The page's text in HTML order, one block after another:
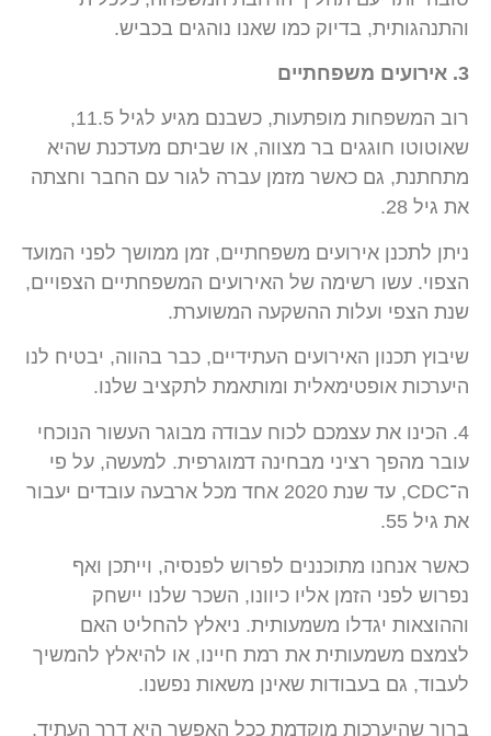
והתנהגותית, בדיוק כמו שאנו נוהגים בכביש.
3. אירועים משפחתיים
רוב המשפחות מופתעות, כשבנם מגיע לגיל 11.5,
שאוטוטו חוגגים בר מצווה, או שביתם מעדכנת שהיא
מתחתנת, גם כאשר מזמן עברה לגור עם החבר וחצתה
את גיל 28.
ניתן לתכנן אירועים משפחתיים, זמן ממושך לפני המועד
הצפוי. עשו רשימה של האירועים המשפחתיים הצפויים,
שנת הצפי ועלות ההשקעה המשוערת.
שיבוץ תכנון האירועים העתידיים, כבר בהווה, יבטיח לנו
היערכות אופטימאלית ומותאמת לתקציב שלנו.
4. הכינו את עצמכם לכוח עבודה מבוגר העשור הנוכחי
עובר מהפך רציני מבחינה דמוגרפית. למעשה, על פי
ה־CDC, עד שנת 2020 אחד מכל ארבעה עובדים יעבור
את גיל 55.
כאשר אנחנו מתוכננים לפרוש לפנסיה, וייתכן ואף
נפרוש לפני הזמן אליו כיוונו, השכר שלנו יישחק
וההוצאות יגדלו משמעותית. ניאלץ להחליט האם
לצמצם משמעותית את רמת חיינו, או להיאלץ להמשיך
לעבוד, גם בעבודות שאינן משאות נפשנו.
ברור שהיערכות מוקדמת ככל האפשר היא דרך העתיד,